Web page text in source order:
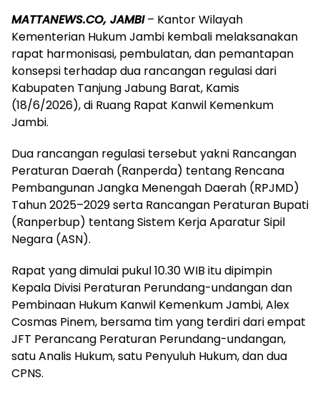
MATTANEWS.CO, JAMBI– Kantor Wilayah
Kementerian Hukum Jambi kembali melaksanakan
rapat harmonisasi, pembulatan, dan pemantapan
konsepsi terhadap dua rancangan regulasi dari
Kabupaten Tanjung Jabung Barat, Kamis
(18/6/2026), di Ruang Rapat Kanwil Kemenkum
Jambi.
Dua rancangan regulasi tersebut yakni Rancangan
Peraturan Daerah (Ranperda) tentang Rencana
Pembangunan Jangka Menengah Daerah (RPJMD)
Tahun 2025–2029 serta Rancangan Peraturan Bupati
(Ranperbup) tentang Sistem Kerja Aparatur Sipil
Negara (ASN).
Rapat yang dimulai pukul 10.30 WIB itu dipimpin
Kepala Divisi Peraturan Perundang-undangan dan
Pembinaan Hukum Kanwil Kemenkum Jambi, Alex
Cosmas Pinem, bersama tim yang terdiri dari empat
JFT Perancang Peraturan Perundang-undangan,
satu Analis Hukum, satu Penyuluh Hukum, dan dua
CPNS.